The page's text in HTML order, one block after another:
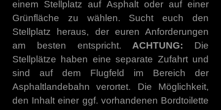
einem Stellplatz auf Asphalt oder auf einer
Grünfläche zu wählen. Sucht euch den
Stellplatz heraus, der euren Anforderungen
am besten entspricht. ACHTUNG: Die
Stellplätze haben eine separate Zufahrt und
sind auf dem Flugfeld im Bereich der
Asphaltlandebahn verortet. Die Möglichkeit,
den Inhalt einer ggf. vorhandenen Bordtoilette